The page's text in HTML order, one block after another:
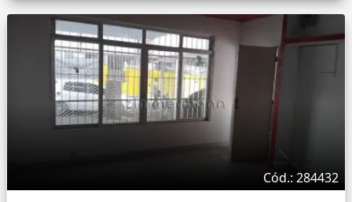
Cód.: 284432